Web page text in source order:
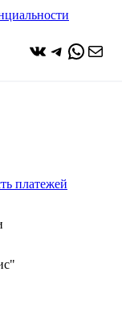
ВКонтакте
Telegram
платежей